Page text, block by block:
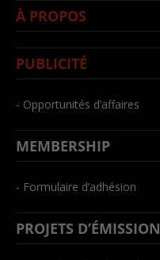
À PROPOS
PUBLICITÉ
- Opportunités d’affaires
MEMBERSHIP
- Formulaire d’adhésion
PROJETS D’ÉMISSION